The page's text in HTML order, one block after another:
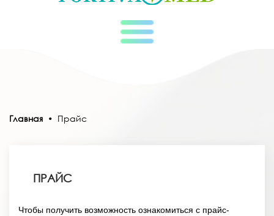
Главная • Прайс
ПРАЙС
Чтобы получить возможность ознакомиться с прайс-